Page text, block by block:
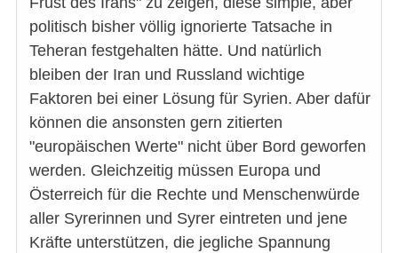
politisch bisher völlig ignorierte Tatsache in
Teheran festgehalten hätte. Und natürlich
bleiben der Iran und Russland wichtige
Faktoren bei einer Lösung für Syrien. Aber dafür
können die ansonsten gern zitierten
"europäischen Werte" nicht über Bord geworfen
werden. Gleichzeitig müssen Europa und
Österreich für die Rechte und Menschenwürde
aller Syrerinnen und Syrer eintreten und jene
Kräfte unterstützen, die jegliche Spannung